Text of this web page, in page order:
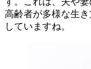
高齢者が多様な生
していますね。